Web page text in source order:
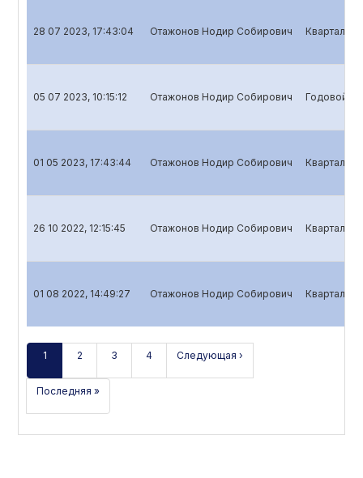
28 07 2023, 17:43:04 Отажонов Нодир Собирович
05 07 2023, 10:15:12 Отажонов Нодир Собирович Годовой
01 05 2023, 17:43:44 Отажонов Нодир Собирович
26 10 2022, 12:15:45 Отажонов Нодир Собирович
01 08 2022, 14:49:27 Отажонов Нодир Собирович
1 2 3 4 Следующая ›
Последняя »